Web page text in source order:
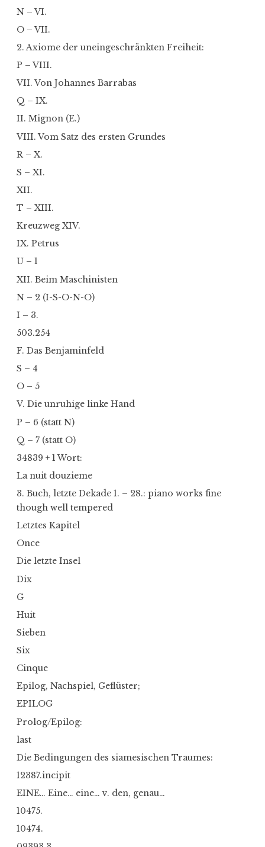
N – VI.
O – VII.
2. Axiome der uneingeschränkten Freiheit:
P – VIII.
VII. Von Johannes Barrabas
Q – IX.
II. Mignon (E.)
VIII. Vom Satz des ersten Grundes
R – X.
S – XI.
XII.
T – XIII.
Kreuzweg XIV.
IX. Petrus
U – 1
XII. Beim Maschinisten
N – 2 (I-S-O-N-O)
I – 3.
503.254
F. Das Benjaminfeld
S – 4
O – 5
V. Die unruhige linke Hand
P – 6 (statt N)
Q – 7 (statt O)
34839 + 1 Wort:
La nuit douzieme
3. Buch, letzte Dekade 1. – 28.: piano works fine
though well tempered
Letztes Kapitel
Once
Die letzte Insel
Dix
G
Huit
Sieben
Six
Cinque
Epilog, Nachspiel, Geflüster;
EPILOG
Prolog/Epilog:
last
Die Bedingungen des siamesischen Traumes:
12387.incipit
EINE… Eine… eine… v. den, genau…
10475.
10474.